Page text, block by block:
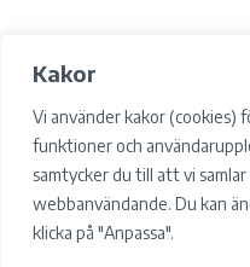
Kakor
Vi använder kakor
funktioner och
samtycker du till att vi
webbanvändande. Du kan
klicka på "Anpassa".
Samtyckesval
Cookies
Integritetspolicy och GDPR
Tillgänglighet
Facebook
LinkedIn